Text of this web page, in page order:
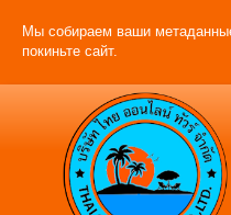
Мы собираем ваши
покиньте сайт.